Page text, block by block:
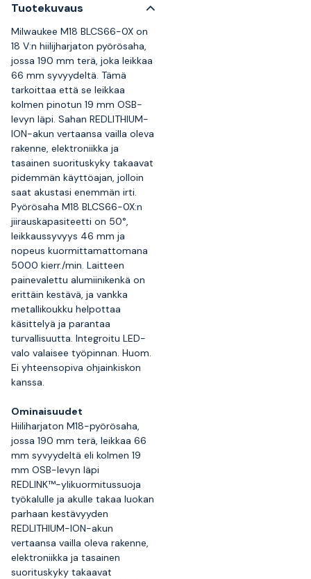
Tuotekuvaus
Milwaukee M18 BLCS66-0X on
18 V:n hiilijharjaton pyörösaha,
jossa 190 mm terä, joka leikkaa
66 mm syvyydeltä. Tämä
tarkoittaa että se leikkaa
kolmen pinotun 19 mm OSB-
levyn läpi. Sahan REDLITHIUM-
ION-akun vertaansa vailla oleva
rakenne, elektroniikka ja
tasainen suorituskyky takaavat
pidemmän käyttöajan, jolloin
saat akustasi enemmän irti.
Pyörösaha M18 BLCS66-0X:n
jiirauskapasiteetti on 50°,
leikkaussyvyys 46 mm ja
nopeus kuormittamattomana
5000 kierr./min. Laitteen
painevalettu alumiinikenkä on
erittäin kestävä, ja vankka
metallikoukku helpottaa
käsittelyä ja parantaa
turvallisuutta. Integroitu LED-
valo valaisee työpinnan. Huom.
Ei yhteensopiva ohjainkiskon
kanssa.
Ominaisuudet
Hiiliharjaton M18-pyörösaha,
jossa 190 mm terä, leikkaa 66
mm syvyydeltä eli kolmen 19
mm OSB-levyn läpi
REDLINK™-ylikuormitussuoja
työkalulle ja akulle takaa luokan
parhaan kestävyyden
REDLITHIUM-ION-akun
vertaansa vailla oleva rakenne,
elektroniikka ja tasainen
suorituskyky takaavat